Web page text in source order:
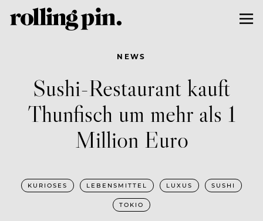
NEWS
Sushi-Restaurant kauft
Thunfisch um mehr als 1
Million Euro
KURIOSES LEBENSMITTEL LUXUS SUSHI
TOKIO